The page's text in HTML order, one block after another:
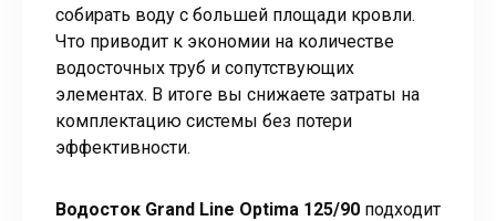
собирать воду с большей площади кровли.
Что приводит к экономии на количестве
водосточных труб и сопутствующих
элементах. В итоге вы снижаете затраты на
комплектацию системы без потери
эффективности.
Водосток Grand Line Optima 125/90 подходит